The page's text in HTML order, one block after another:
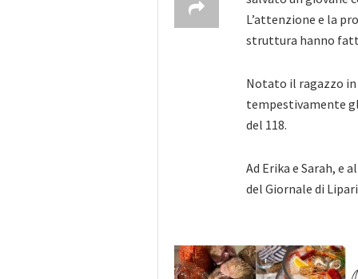
L’attenzione e la
struttura hanno
Notato il ragazzo
tempestivamente
del 118.
Ad Erika e Sarah,
del Giornale di